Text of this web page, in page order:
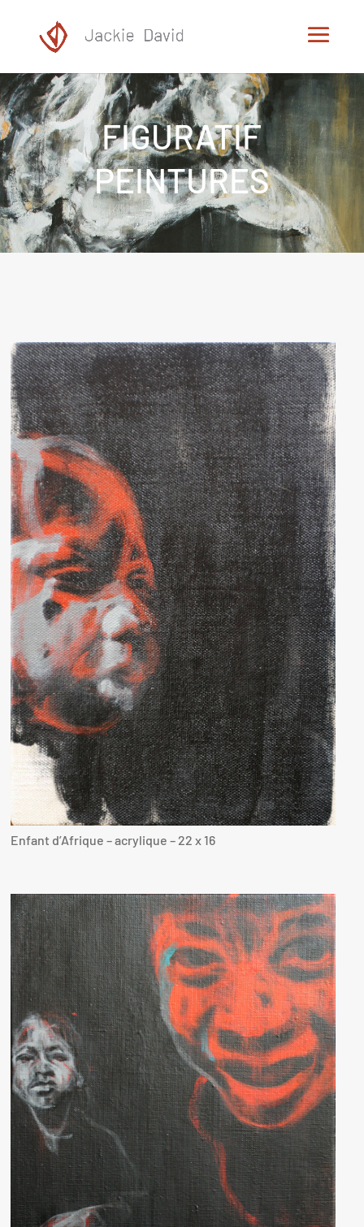
FIGURATIF
PEINTURES
Enfant d’Afrique – acrylique – 22 x 16